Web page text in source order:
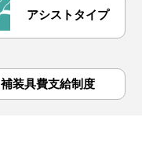
アシストタイプ
補装具費支給制度